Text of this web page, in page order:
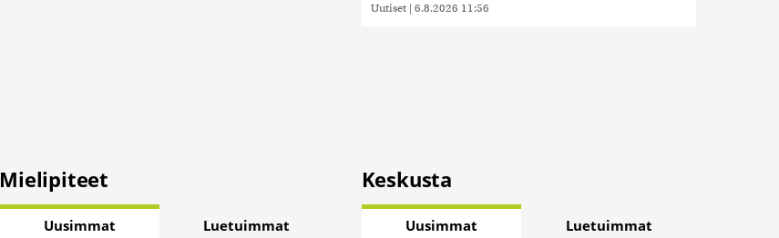
Uutiset | 6.8.2026 11:56
Mielipiteet
Uusimmat Luetuimmat
Keskusta
Uusimmat Luetuimmat